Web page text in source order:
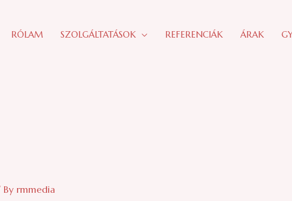
RÓLAM SZOLGÁLTATÁSOK REFERENCIÁK ÁRAK
rmmedia